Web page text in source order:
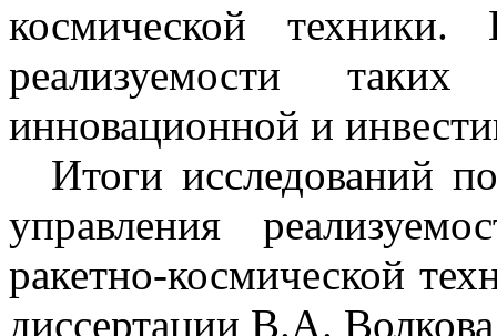
космической техники.
реализуемости
инновационной и
Итоги исследований
управления
ракетно-космической
диссертации В.А.